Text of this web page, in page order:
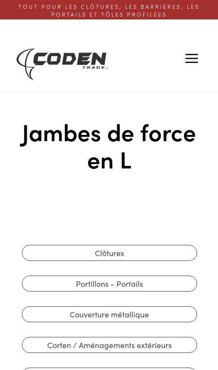
TOUT POUR LES CLÔTURES, LES BARRIÈRES, LES
PORTAILS ET TÔLES PROFILÉES
Jambes de force
en L
Clôtures
Portillons - Portails
Couverture métallique
Corten / Aménagements extérieurs